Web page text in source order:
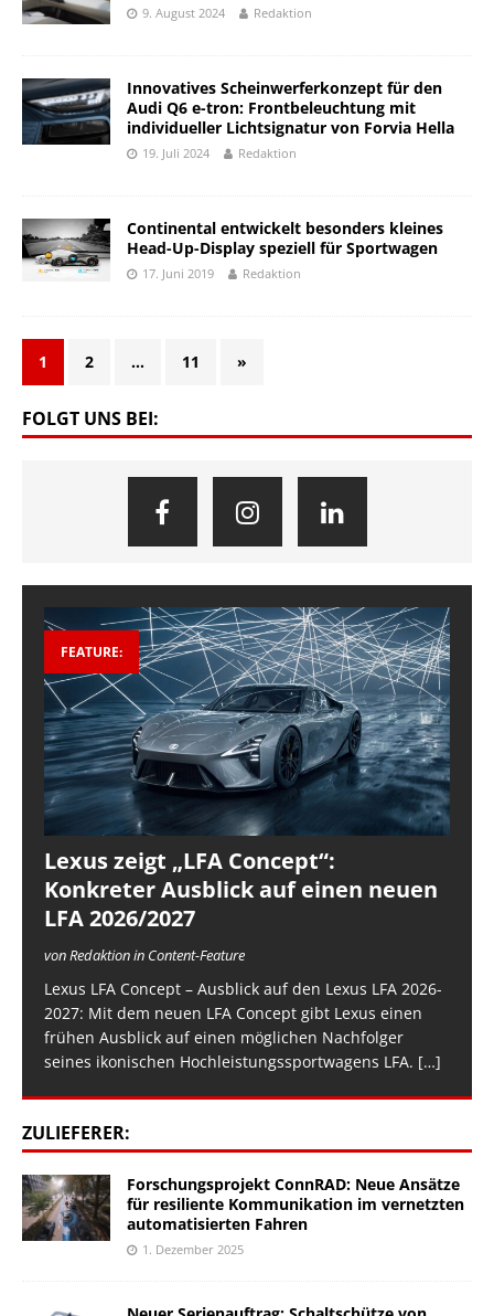
9. August 2024 Redaktion
Innovatives Scheinwerferkonzept für den
Audi Q6 e-tron: Frontbeleuchtung mit
individueller Lichtsignatur von Forvia Hella
19. Juli 2024 Redaktion
Continental entwickelt besonders kleines
Head-Up-Display speziell für Sportwagen
17. Juni 2019 Redaktion
1 2 … 11 »
FOLGT UNS BEI:
FEATURE:
Lexus zeigt „LFA Concept“:
Konkreter Ausblick auf einen neuen
LFA 2026/2027
von Redaktion in Content-Feature
Lexus LFA Concept – Ausblick auf den Lexus LFA 2026-
2027: Mit dem neuen LFA Concept gibt Lexus einen
frühen Ausblick auf einen möglichen Nachfolger
seines ikonischen Hochleistungssportwagens LFA. […]
ZULIEFERER:
Forschungsprojekt ConnRAD: Neue Ansätze
für resiliente Kommunikation im vernetzten
automatisierten Fahren
1. Dezember 2025